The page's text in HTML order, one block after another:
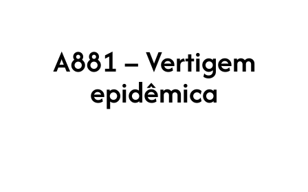
A881 – Vertigem
epidêmica